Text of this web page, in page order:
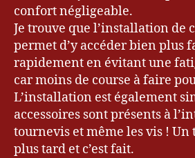
confort négligeable.
Je trouve que l’installation de
permet d’y accéder bien plus
rapidement en évitant une
car moins de course à faire
L’installation est également
accessoires sont présents à
tournevis et même les vis ! Un
plus tard et c’est fait.